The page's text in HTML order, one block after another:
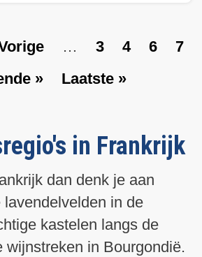
…
P
g
3
P
g
4
P
6
P
7
»
L
s
e
p
a
g
Laatste »
in Frankrijk
dan denk je aan
in de
kastelen langs de
wijnstreken in Bourgondië.